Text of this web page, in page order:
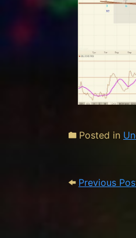
Posted in
Post
Previous